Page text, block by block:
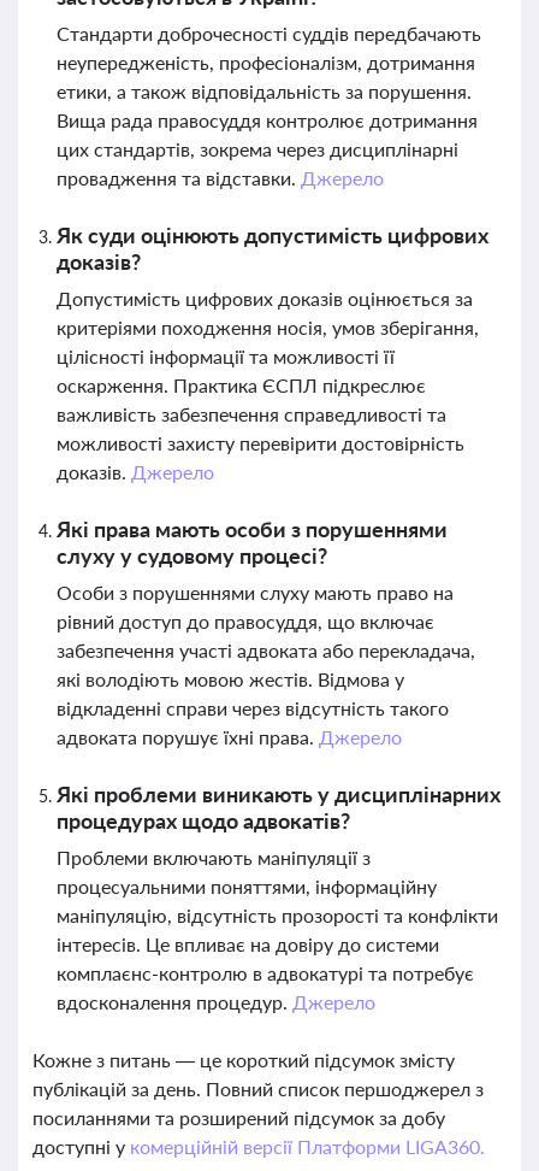
Стандарти доброчесності суддів передбачають
неупередженість, професіоналізм, дотримання
етики, а також відповідальність за порушення.
Вища рада правосуддя контролює дотримання
цих стандартів, зокрема через дисциплінарні
провадження та відставки. Джерело
Як суди оцінюють допустимість цифрових
доказів?
Допустимість цифрових доказів оцінюється за
критеріями походження носія, умов зберігання,
цілісності інформації та можливості її
оскарження. Практика ЄСПЛ підкреслює
важливість забезпечення справедливості та
можливості захисту перевірити достовірність
доказів. Джерело
Які права мають особи з порушеннями
слуху у судовому процесі?
Особи з порушеннями слуху мають право на
рівний доступ до правосуддя, що включає
забезпечення участі адвоката або перекладача,
які володіють мовою жестів. Відмова у
відкладенні справи через відсутність такого
адвоката порушує їхні права. Джерело
Які проблеми виникають у дисциплінарних
процедурах щодо адвокатів?
Проблеми включають маніпуляції з
процесуальними поняттями, інформаційну
маніпуляцію, відсутність прозорості та конфлікти
інтересів. Це впливає на довіру до системи
комплаєнс-контролю в адвокатурі та потребує
вдосконалення процедур. Джерело
Кожне з питань — це короткий підсумок змісту
публікацій за день. Повний список першоджерел з
посиланнями та розширений підсумок за добу
доступні у комерційній версії Платформи LIGA360.